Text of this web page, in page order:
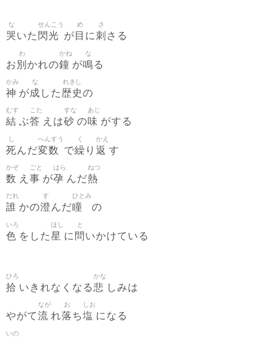
哭
な
いた 閃光
せんこう
が 目
め
に刺
さ
さる
お 別
わ
かれの鐘
かね
が鳴
な
る
神
かみ
が成
な
した 歴史
れきし
の
結
むす
ぶ答
こた
えは砂
すな
の味
あじ
がする
死
し
んだ変数
へんすう
で繰
く
り 返
かえ
す
数
かぞ
え 事
ごと
が孕
はら
んだ熱
ねつ
誰
だれ
かの澄
す
んだ瞳
ひとみ
の
色
いろ
をした星
ほし
に 問
と
いかけている
拾
ひろ
いきれなくなる悲
かな
しみは
やがて流
なが
れ落
お
ち塩
しお
になる
いの